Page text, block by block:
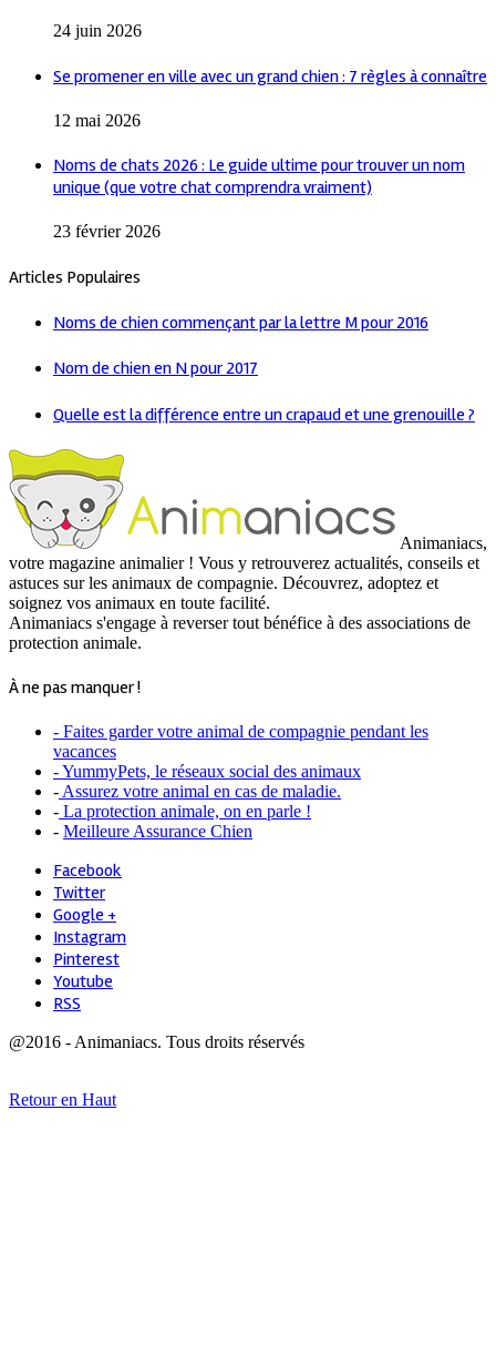
24 juin 2026
Se promener en ville avec un grand chien : 7 règles à connaître
12 mai 2026
Noms de chats 2026 : Le guide ultime pour trouver un nom
unique (que votre chat comprendra vraiment)
23 février 2026
Articles Populaires
Noms de chien commençant par la lettre M pour 2016
Nom de chien en N pour 2017
Quelle est la différence entre un crapaud et une grenouille ?
Animaniacs,
votre magazine animalier ! Vous y retrouverez actualités, conseils et
astuces sur les animaux de compagnie. Découvrez, adoptez et
soignez vos animaux en toute facilité.
Animaniacs s'engage à reverser tout bénéfice à des associations de
protection animale.
À ne pas manquer !
- Faites garder votre animal de compagnie pendant les
vacances
- YummyPets, le réseaux social des animaux
- Assurez votre animal en cas de maladie.
- La protection animale, on en parle !
- Meilleure Assurance Chien
Facebook
Twitter
Google +
Instagram
Pinterest
Youtube
RSS
@2016 - Animaniacs. Tous droits réservés
Retour en Haut